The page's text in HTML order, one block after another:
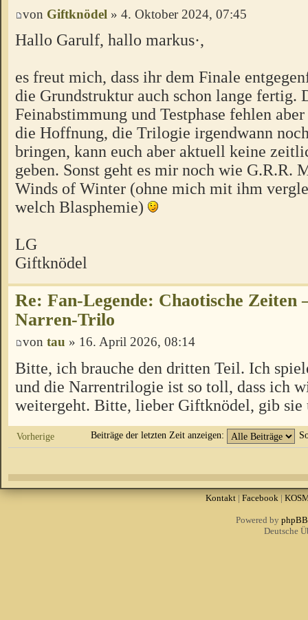
von Giftknödel » 4. Oktober 2024, 07:45
Hallo Garulf, hallo markus·,
es freut mich, dass ihr dem Finale
die Grundstruktur auch schon lange fertig.
Feinabstimmung und Testphase fehlen
die Hoffnung, die Trilogie irgendwann
bringen, kann euch aber aktuell keine
geben. Sonst geht es mir noch wie G.R.R.
Winds of Winter (ohne mich mit ihm
welch Blasphemie)
LG
Giftknödel
Re: Fan-Legende: Chaotische Zeiten
Narren-Trilo
von tau » 16. April 2026, 08:14
Bitte, ich brauche den dritten Teil. Ich
und die Narrentrilogie ist so toll, dass ich
weitergeht. Bitte, lieber Giftknödel, gib sie
Vorherige Beiträge der letzten Zeit anzeigen:
Kontakt| Facebook|
Powered by phpBB
Deutsche